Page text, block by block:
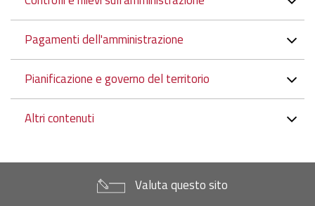
Pagamenti dell'amministrazione
Pianificazione e governo del territorio
Altri contenuti
Valuta questo sito